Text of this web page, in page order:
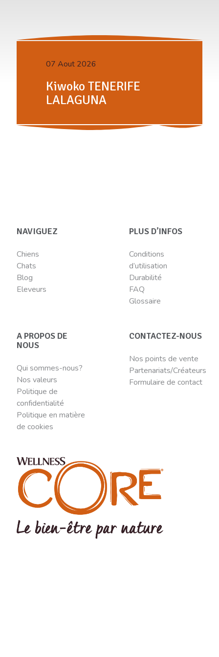
07 Aout 2026
Kiwoko TENERIFE
LALAGUNA
NAVIGUEZ
Chiens
Chats
Blog
Eleveurs
PLUS D’INFOS
Conditions
d’utilisation
Durabilité
FAQ
Glossaire
A PROPOS DE
NOUS
Qui sommes-nous?
Nos valeurs
Politique de
confidentialité
Politique en matière
de cookies
CONTACTEZ-NOUS
Nos points de vente
Partenariats/Créateurs
Formulaire de contact